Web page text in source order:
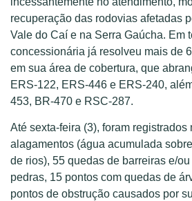
recuperação das rodovias afetadas
Vale do Caí e na Serra Gaúcha. Em
concessionária já resolveu mais de
em sua área de cobertura, que
ERS-122, ERS-446 e ERS-240,
453, BR-470 e RSC-287.
Até sexta-feira (3), foram registrados
alagamentos (água acumulada
de rios), 55 quedas de barreiras e/
pedras, 15 pontos com quedas de
pontos de obstrução causados por